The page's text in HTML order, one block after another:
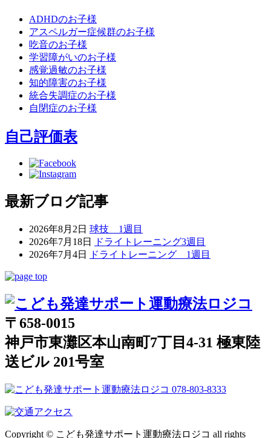
ADHDのお子様
アスペルガー症候群のお子様
吃音のお子様
学習障がいのお子様
感覚過敏のお子様
知的障害のお子様
統合失調症のお子様
自閉症のお子様
自己評価表
最新ブログ記事
2026年8月2日 球技 1週目
2026年7月18日
ドライトレーニング3週目
2026年7月4日
ドライトレーニング 1週目
〒658-0015
神戸市東灘区本山南町7丁目4-31 極東陸
送ビル 201号室
Copyright © こども発達サポート運動療法ロジコ all rights